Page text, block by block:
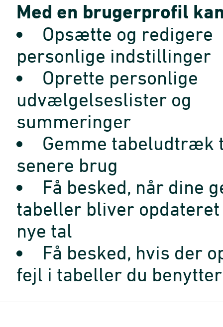
Med en brugerprofil
Opsætte og redigere
personlige indstillinger
Oprette personlige
udvælgelseslister og
summeringer
Gemme tabeludtræk
senere brug
Få besked, når dine
tabeller bliver opdateret
nye tal
Få besked, hvis der
fejl i tabeller du benytter